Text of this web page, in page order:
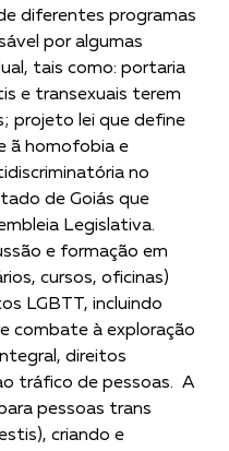
diferentes programas
por algumas
tais como: portaria
e transexuais terem
projeto lei que define
ã homofobia e
no
de Goiás que
Legislativa.
e formação em
cursos, oficinas)
LGBTT, incluindo
combate à exploração
direitos
tráfico de pessoas. A
pessoas trans
criando e